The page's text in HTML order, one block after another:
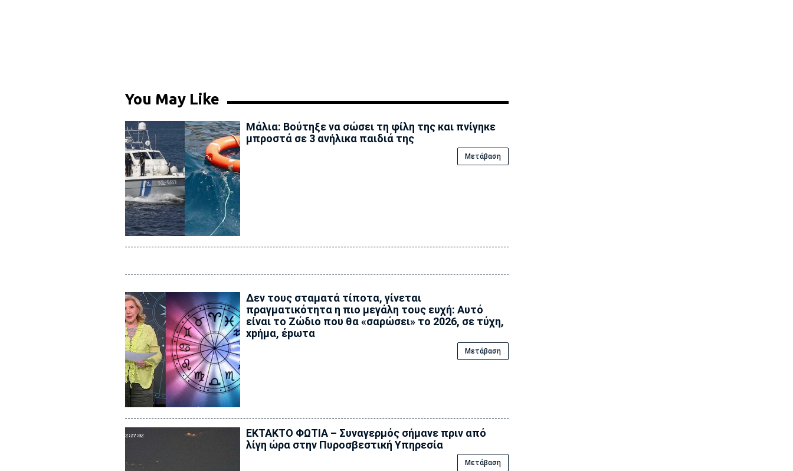
You May Like
Μάλια: Βούτηξε να σώσει τη φίλη της και πνίγηκε
μπροστά σε 3 ανήλικα παιδιά της
Μετάβαση
Δεν τους σταματά τίποτα, γίνεται
πραγματικότητα η πιο μεγάλη τους ευχή: Αυτό
είναι το Zώδιο που θα «σαρώσει» το 2026, σε τύχη,
xpήμα, έpωτα
Μετάβαση
ΕΚΤΑΚΤΟ ΦΩΤΙΑ – Συναγερμός σήμανε πριν από
λίγη ώρα στην Πυροσβεστική Υπηρεσία
Μετάβαση